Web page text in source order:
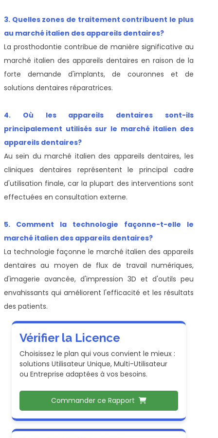
3. Quelles zones de traitement contribuent le plus
au marché italien des appareils dentaires?
La prosthodontie contribue de manière significative au
marché italien des appareils dentaires en raison de la
forte demande d'implants, de couronnes et de
solutions dentaires réparatrices.
4. Où les appareils dentaires sont-ils
principalement utilisés sur le marché italien des
appareils dentaires?
Au sein du marché italien des appareils dentaires, les
cliniques dentaires représentent le principal cadre
d'utilisation finale, car la plupart des interventions sont
effectuées en consultation externe.
5. Comment la technologie façonne-t-elle le
marché italien des appareils dentaires?
La technologie façonne le marché italien des appareils
dentaires au moyen de flux de travail numériques,
d'imagerie avancée, d'impression 3D et d'outils peu
envahissants qui améliorent l'efficacité et les résultats
des patients.
Vérifier la Licence
Choisissez le plan qui vous convient le mieux :
solutions Utilisateur Unique, Multi-Utilisateur
ou Entreprise adaptées à vos besoins.
Commander ce Rapport